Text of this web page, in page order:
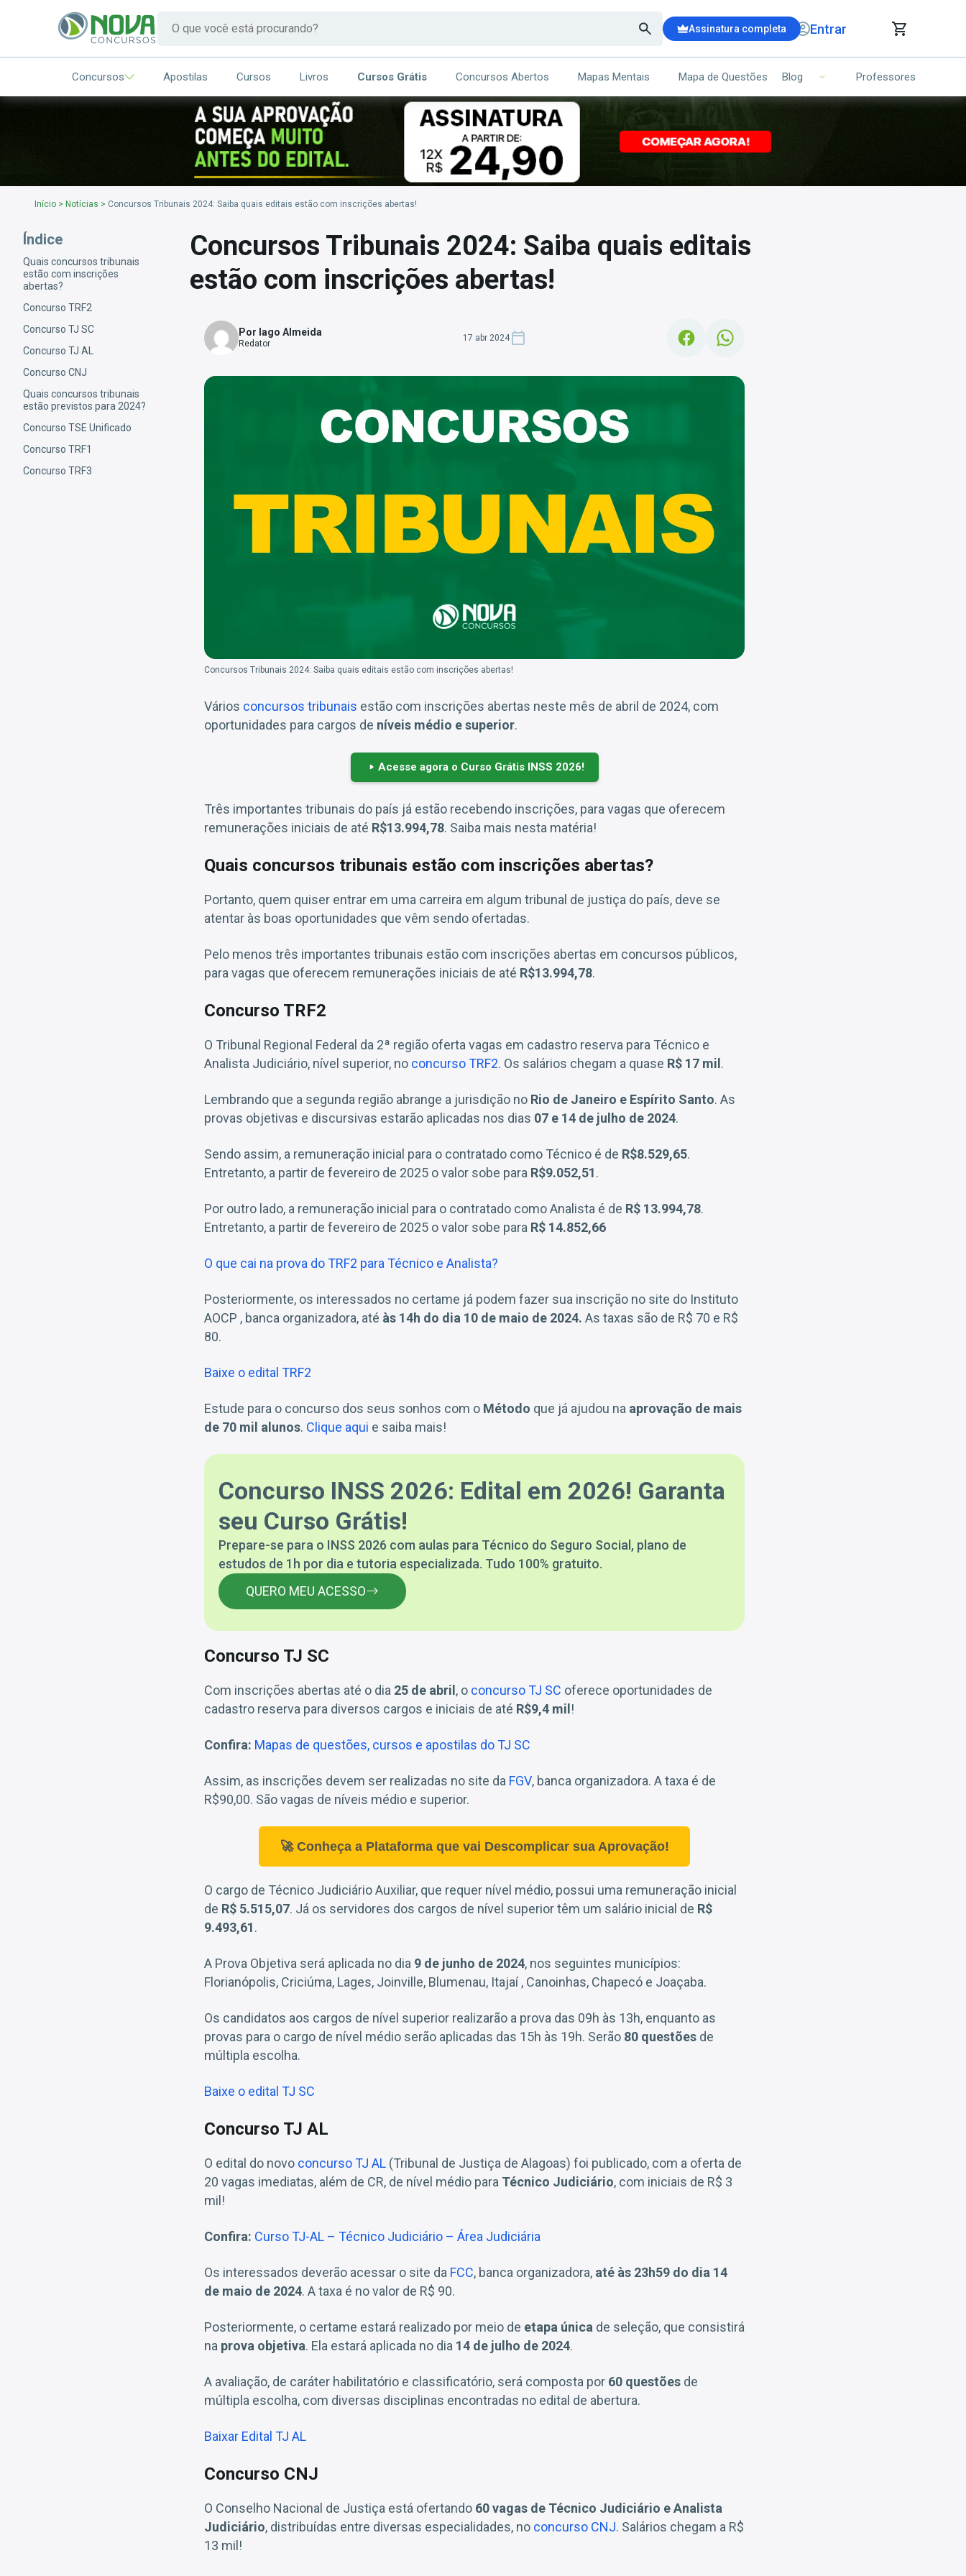
Assinatura completa Entrar
CARRINHO DE COMPRAS
ITENS (00)
Ops!
Seu carrinho ainda está vazio.
Concursos Apostilas Cursos Livros Cursos Grátis Concursos Abertos Mapas Mentais Mapa de Questões Blog Professores
Início > Notícias > Concursos Tribunais 2024: Saiba quais editais estão com inscrições abertas!
Índice
Quais concursos tribunais
estão com inscrições
abertas?
Concurso TRF2
Concurso TJ SC
Concurso TJ AL
Concurso CNJ
Quais concursos tribunais
estão previstos para 2024?
Concurso TSE Unificado
Concurso TRF1
Concurso TRF3
Concursos Tribunais 2024: Saiba quais editais
estão com inscrições abertas!
Por Iago Almeida
Redator
17 abr 2024
Concursos Tribunais 2024: Saiba quais editais estão com inscrições abertas!
Vários concursos tribunais estão com inscrições abertas neste mês de abril de 2024, com
oportunidades para cargos de níveis médio e superior.
Acesse agora o Curso Grátis INSS 2026!
Três importantes tribunais do país já estão recebendo inscrições, para vagas que oferecem
remunerações iniciais de até R$13.994,78. Saiba mais nesta matéria!
Quais concursos tribunais estão com inscrições abertas?
Portanto, quem quiser entrar em uma carreira em algum tribunal de justiça do país, deve se
atentar às boas oportunidades que vêm sendo ofertadas.
Pelo menos três importantes tribunais estão com inscrições abertas em concursos públicos,
para vagas que oferecem remunerações iniciais de até R$13.994,78.
Concurso TRF2
O Tribunal Regional Federal da 2ª região oferta vagas em cadastro reserva para Técnico e
Analista Judiciário, nível superior, no concurso TRF2. Os salários chegam a quase R$ 17 mil.
Lembrando que a segunda região abrange a jurisdição no Rio de Janeiro e Espírito Santo. As
provas objetivas e discursivas estarão aplicadas nos dias 07 e 14 de julho de 2024.
Sendo assim, a remuneração inicial para o contratado como Técnico é de R$8.529,65.
Entretanto, a partir de fevereiro de 2025 o valor sobe para R$9.052,51.
Por outro lado, a remuneração inicial para o contratado como Analista é de R$ 13.994,78.
Entretanto, a partir de fevereiro de 2025 o valor sobe para R$ 14.852,66
O que cai na prova do TRF2 para Técnico e Analista?
Posteriormente, os interessados no certame já podem fazer sua inscrição no site do Instituto
AOCP , banca organizadora, até às 14h do dia 10 de maio de 2024. As taxas são de R$ 70 e R$
80.
Baixe o edital TRF2
Estude para o concurso dos seus sonhos com o Método que já ajudou na aprovação de mais
de 70 mil alunos. Clique aqui e saiba mais!
Concurso INSS 2026: Edital em 2026! Garanta
seu Curso Grátis!
Prepare-se para o INSS 2026 com aulas para Técnico do Seguro Social, plano de
estudos de 1h por dia e tutoria especializada. Tudo 100% gratuito.
QUERO MEU ACESSO
Concurso TJ SC
Com inscrições abertas até o dia 25 de abril, o concurso TJ SC oferece oportunidades de
cadastro reserva para diversos cargos e iniciais de até R$9,4 mil!
Confira: Mapas de questões, cursos e apostilas do TJ SC
Assim, as inscrições devem ser realizadas no site da FGV, banca organizadora. A taxa é de
R$90,00. São vagas de níveis médio e superior.
🚀 Conheça a Plataforma que vai Descomplicar sua Aprovação!
O cargo de Técnico Judiciário Auxiliar, que requer nível médio, possui uma remuneração inicial
de R$ 5.515,07. Já os servidores dos cargos de nível superior têm um salário inicial de R$
9.493,61.
A Prova Objetiva será aplicada no dia 9 de junho de 2024, nos seguintes municípios:
Florianópolis, Criciúma, Lages, Joinville, Blumenau, Itajaí , Canoinhas, Chapecó e Joaçaba.
Os candidatos aos cargos de nível superior realizarão a prova das 09h às 13h, enquanto as
provas para o cargo de nível médio serão aplicadas das 15h às 19h. Serão 80 questões de
múltipla escolha.
Baixe o edital TJ SC
Concurso TJ AL
O edital do novo concurso TJ AL (Tribunal de Justiça de Alagoas) foi publicado, com a oferta de
20 vagas imediatas, além de CR, de nível médio para Técnico Judiciário, com iniciais de R$ 3
mil!
Confira: Curso TJ-AL – Técnico Judiciário – Área Judiciária
Os interessados deverão acessar o site da FCC, banca organizadora, até às 23h59 do dia 14
de maio de 2024. A taxa é no valor de R$ 90.
Posteriormente, o certame estará realizado por meio de etapa única de seleção, que consistirá
na prova objetiva. Ela estará aplicada no dia 14 de julho de 2024.
A avaliação, de caráter habilitatório e classificatório, será composta por 60 questões de
múltipla escolha, com diversas disciplinas encontradas no edital de abertura.
Baixar Edital TJ AL
Concurso CNJ
O Conselho Nacional de Justiça está ofertando 60 vagas de Técnico Judiciário e Analista
Judiciário, distribuídas entre diversas especialidades, no concurso CNJ. Salários chegam a R$
13 mil!